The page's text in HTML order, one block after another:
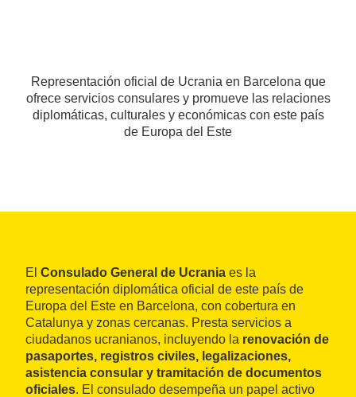
Representación oficial de Ucrania en Barcelona que
ofrece servicios consulares y promueve las relaciones
diplomáticas, culturales y económicas con este país
de Europa del Este
El Consulado General de Ucrania es la
representación diplomática oficial de este país de
Europa del Este en Barcelona, con cobertura en
Catalunya y zonas cercanas. Presta servicios a
ciudadanos ucranianos, incluyendo la renovación de
pasaportes, registros civiles, legalizaciones,
asistencia consular y tramitación de documentos
oficiales. El consulado desempeña un papel activo